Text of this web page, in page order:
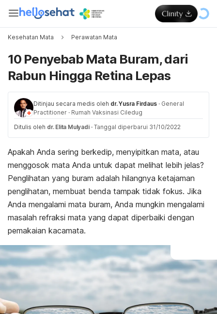
Kesehatan Mata Perawatan Mata
10 Penyebab Mata Buram, dari
Rabun Hingga Retina Lepas
Ditinjau secara medis oleh dr. Yusra Firdaus · General
Practitioner · Rumah Vaksinasi Ciledug
Ditulis oleh dr. Elita Mulyadi · Tanggal diperbarui 31/10/2022
Apakah Anda sering berkedip, menyipitkan mata, atau
menggosok mata Anda untuk dapat melihat lebih jelas?
Penglihatan yang buram adalah hilangnya ketajaman
penglihatan, membuat benda tampak tidak fokus. Jika
Anda mengalami mata buram, Anda mungkin mengalami
masalah refraksi mata yang dapat diperbaiki dengan
pemakaian kacamata.